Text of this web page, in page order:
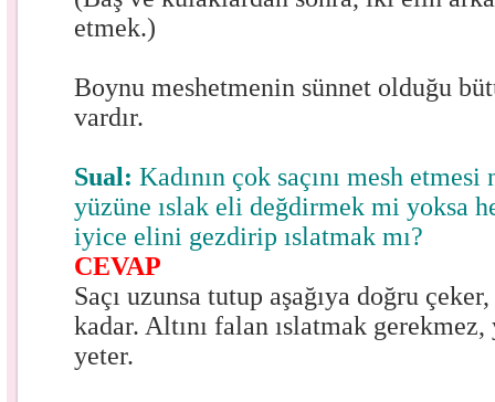
etmek.)
Boynu meshetmenin sünnet olduğu
vardır.
Sual:Kadının çok saçını mesh etmesi
yüzüne ıslak eli değdirmek mi yoksa
iyice elini gezdirip ıslatmak mı?
CEVAP
Saçı uzunsa tutup aşağıya doğru
kadar. Altını falan ıslatmak
yeter.